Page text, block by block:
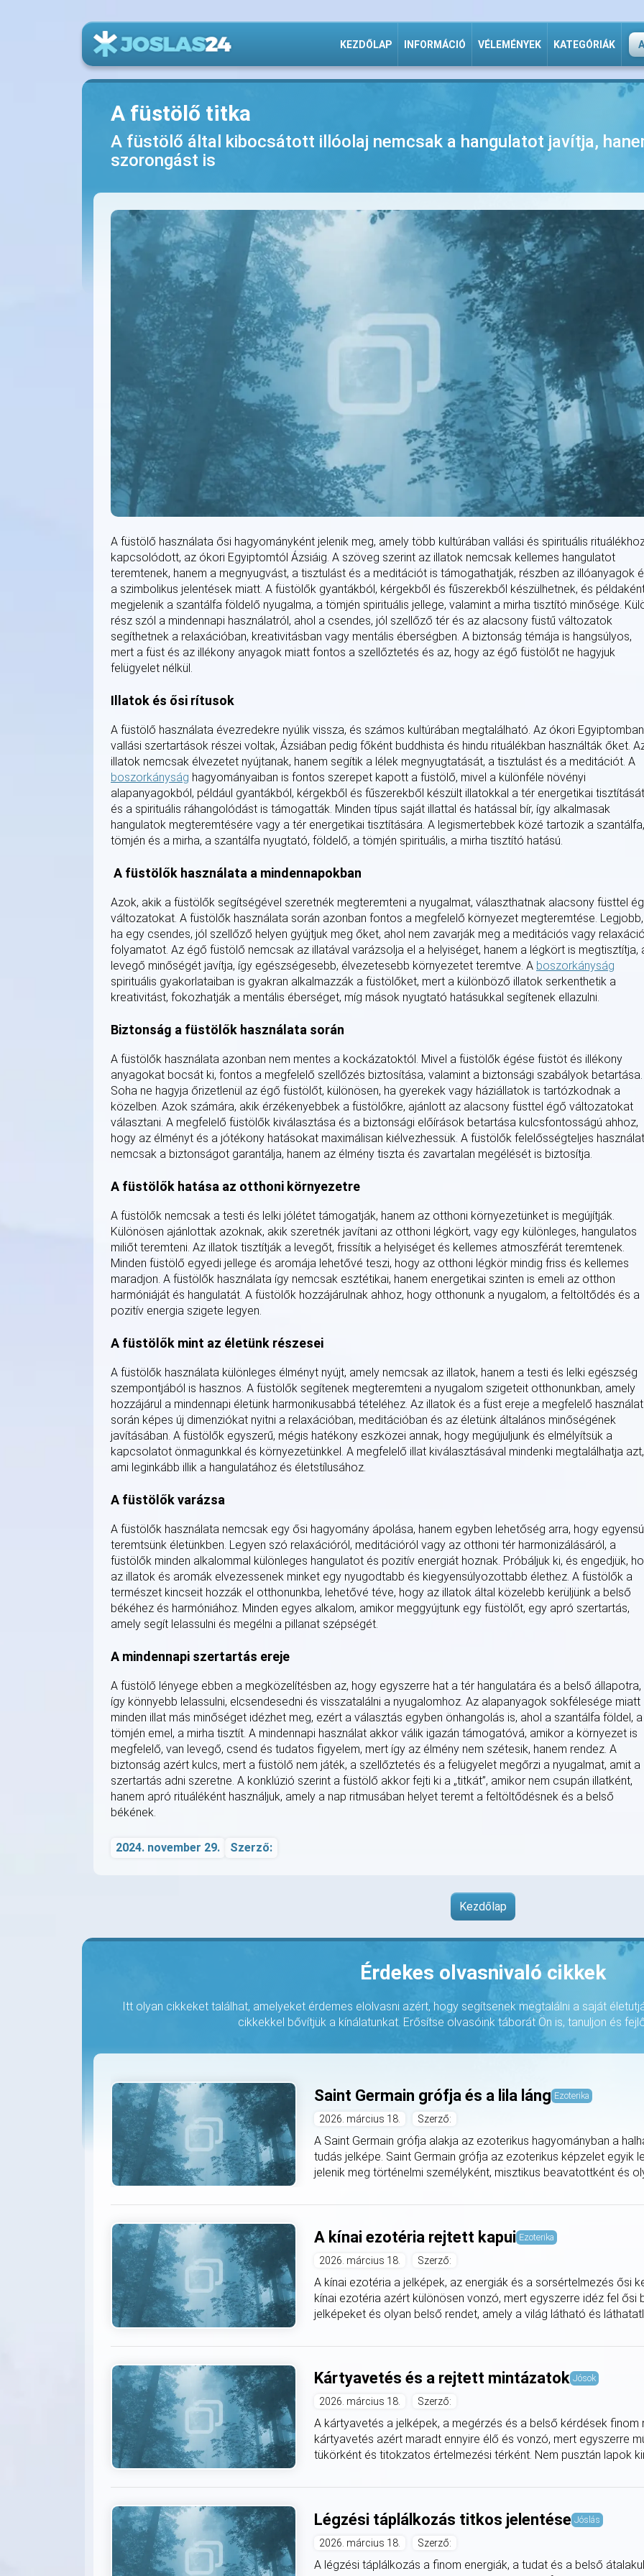
KEZDŐLAP INFORMÁCIÓ VÉLEMÉNYEK KATEGÓRIÁK
A füstölő titka
A füstölő által kibocsátott illóolaj nemcsak a hangulatot javítja,
szorongást is
A füstölő használata ősi hagyományként jelenik meg, amely több kultúrában vallási és spirituális
kapcsolódott, az ókori Egyiptomtól Ázsiáig. A szöveg szerint az illatok nemcsak kellemes hangulatot
teremtenek, hanem a megnyugvást, a tisztulást és a meditációt is támogathatják, részben az illóanyagok
a szimbolikus jelentések miatt. A füstölők gyantákból, kérgekből és fűszerekből készülhetnek, és
megjelenik a szantálfa földelő nyugalma, a tömjén spirituális jellege, valamint a mirha tisztító minősége.
rész szól a mindennapi használatról, ahol a csendes, jól szellőző tér és az alacsony füstű változatok
segíthetnek a relaxációban, kreativitásban vagy mentális éberségben. A biztonság témája is hangsúlyos,
mert a füst és az illékony anyagok miatt fontos a szellőztetés és az, hogy az égő füstölőt ne hagyjuk
felügyelet nélkül.
Illatok és ősi rítusok
A füstölő használata évezredekre nyúlik vissza, és számos kultúrában megtalálható. Az ókori Egyiptomban
vallási szertartások részei voltak, Ázsiában pedig főként buddhista és hindu rituálékban használták őket.
illatok nemcsak élvezetet nyújtanak, hanem segítik a lélek megnyugtatását, a tisztulást és a meditációt. A
boszorkányság hagyományaiban is fontos szerepet kapott a füstölő, mivel a különféle növényi
alapanyagokból, például gyantákból, kérgekből és fűszerekből készült illatokkal a tér energetikai tisztítását
és a spirituális ráhangolódást is támogatták. Minden típus saját illattal és hatással bír, így alkalmasak
hangulatok megteremtésére vagy a tér energetikai tisztítására. A legismertebbek közé tartozik a
tömjén és a mirha, a szantálfa nyugtató, földelő, a tömjén spirituális, a mirha tisztító hatású.
A füstölők használata a mindennapokban
Azok, akik a füstölők segítségével szeretnék megteremteni a nyugalmat, választhatnak alacsony füsttel
változatokat. A füstölők használata során azonban fontos a megfelelő környezet megteremtése. Legjobb,
ha egy csendes, jól szellőző helyen gyújtjuk meg őket, ahol nem zavarják meg a meditációs vagy
folyamatot. Az égő füstölő nemcsak az illatával varázsolja el a helyiséget, hanem a légkört is megtisztítja,
levegő minőségét javítja, így egészségesebb, élvezetesebb környezetet teremtve. A boszorkányság
spirituális gyakorlataiban is gyakran alkalmazzák a füstölőket, mert a különböző illatok serkenthetik a
kreativitást, fokozhatják a mentális éberséget, míg mások nyugtató hatásukkal segítenek ellazulni.
Biztonság a füstölők használata során
A füstölők használata azonban nem mentes a kockázatoktól. Mivel a füstölők égése füstöt és illékony
anyagokat bocsát ki, fontos a megfelelő szellőzés biztosítása, valamint a biztonsági szabályok betartása.
Soha ne hagyja őrizetlenül az égő füstölőt, különösen, ha gyerekek vagy háziállatok is tartózkodnak a
közelben. Azok számára, akik érzékenyebbek a füstölőkre, ajánlott az alacsony füsttel égő változatokat
választani. A megfelelő füstölők kiválasztása és a biztonsági előírások betartása kulcsfontosságú ahhoz,
hogy az élményt és a jótékony hatásokat maximálisan kiélvezhessük. A füstölők felelősségteljes
nemcsak a biztonságot garantálja, hanem az élmény tiszta és zavartalan megélését is biztosítja.
A füstölők hatása az otthoni környezetre
A füstölők nemcsak a testi és lelki jólétet támogatják, hanem az otthoni környezetünket is megújítják.
Különösen ajánlottak azoknak, akik szeretnék javítani az otthoni légkört, vagy egy különleges, hangulatos
miliőt teremteni. Az illatok tisztítják a levegőt, frissítik a helyiséget és kellemes atmoszférát teremtenek.
Minden füstölő egyedi jellege és aromája lehetővé teszi, hogy az otthoni légkör mindig friss és kellemes
maradjon. A füstölők használata így nemcsak esztétikai, hanem energetikai szinten is emeli az otthon
harmóniáját és hangulatát. A füstölők hozzájárulnak ahhoz, hogy otthonunk a nyugalom, a feltöltődés és a
pozitív energia szigete legyen.
A füstölők mint az életünk részesei
A füstölők használata különleges élményt nyújt, amely nemcsak az illatok, hanem a testi és lelki egészség
szempontjából is hasznos. A füstölők segítenek megteremteni a nyugalom szigeteit otthonunkban, amely
hozzájárul a mindennapi életünk harmonikusabbá tételéhez. Az illatok és a füst ereje a megfelelő használat
során képes új dimenziókat nyitni a relaxációban, meditációban és az életünk általános minőségének
javításában. A füstölők egyszerű, mégis hatékony eszközei annak, hogy megújuljunk és elmélyítsük a
kapcsolatot önmagunkkal és környezetünkkel. A megfelelő illat kiválasztásával mindenki megtalálhatja azt,
ami leginkább illik a hangulatához és életstílusához.
A füstölők varázsa
A füstölők használata nemcsak egy ősi hagyomány ápolása, hanem egyben lehetőség arra, hogy
teremtsünk életünkben. Legyen szó relaxációról, meditációról vagy az otthoni tér harmonizálásáról, a
füstölők minden alkalommal különleges hangulatot és pozitív energiát hoznak. Próbáljuk ki, és engedjük,
az illatok és aromák elvezessenek minket egy nyugodtabb és kiegyensúlyozottabb élethez. A füstölők a
természet kincseit hozzák el otthonunkba, lehetővé téve, hogy az illatok által közelebb kerüljünk a belső
békéhez és harmóniához. Minden egyes alkalom, amikor meggyújtunk egy füstölőt, egy apró szertartás,
amely segít lelassulni és megélni a pillanat szépségét.
A mindennapi szertartás ereje
A füstölő lényege ebben a megközelítésben az, hogy egyszerre hat a tér hangulatára és a belső állapotra,
így könnyebb lelassulni, elcsendesedni és visszatalálni a nyugalomhoz. Az alapanyagok sokfélesége miatt
minden illat más minőséget idézhet meg, ezért a választás egyben önhangolás is, ahol a szantálfa földel, a
tömjén emel, a mirha tisztít. A mindennapi használat akkor válik igazán támogatóvá, amikor a környezet is
megfelelő, van levegő, csend és tudatos figyelem, mert így az élmény nem szétesik, hanem rendez. A
biztonság azért kulcs, mert a füstölő nem játék, a szellőztetés és a felügyelet megőrzi a nyugalmat, amit a
szertartás adni szeretne. A konklúzió szerint a füstölő akkor fejti ki a „titkát”, amikor nem csupán illatként,
hanem apró rituáléként használjuk, amely a nap ritmusában helyet teremt a feltöltődésnek és a belső
békének.
2024. november 29. Szerző:
Kezdőlap
Érdekes olvasnivaló cikkek
Itt olyan cikkeket találhat, amelyeket érdemes elolvasni azért, hogy segítsenek megtalálni a saját
cikkekkel bővítjük a kínálatunkat. Erősítse olvasóink táborát Ön is, tanuljon és
Saint Germain grófja és a lila láng Ezoterika
2026. március 18. Szerző:
A Saint Germain grófja alakja az ezoterikus hagyományban a
tudás jelképe. Saint Germain grófja az ezoterikus képzelet egyik
jelenik meg történelmi személyként, misztikus beavatottként és
A kínai ezotéria rejtett kapui Ezoterika
2026. március 18. Szerző:
A kínai ezotéria a jelképek, az energiák és a sorsértelmezés ősi
kínai ezotéria azért különösen vonzó, mert egyszerre idéz fel ősi
jelképeket és olyan belső rendet, amely a világ látható és
Kártyavetés és a rejtett mintázatok Jósok
2026. március 18. Szerző:
A kártyavetés a jelképek, a megérzés és a belső kérdések
kártyavetés azért maradt ennyire élő és vonzó, mert egyszerre
tükörként és titokzatos értelmezési térként. Nem pusztán lapok
Légzési táplálkozás titkos jelentése Jóslás
2026. március 18. Szerző:
A légzési táplálkozás a finom energiák, a tudat és a belső